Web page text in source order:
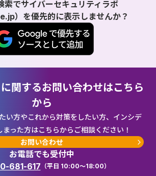
索でサイバーセキュリティラボ
）を優先的に表示しませんか？
関するお問い合わせはこちら
から
い方やこれから対策をしたい方、インシデ
まった方はこちらからご相談ください！
お問い合わせ
お電話でも受付中
681-617 （平日 10:00～18:00）